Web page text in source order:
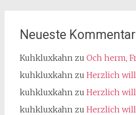
Neueste
Kuhkluxkahn zu Och herm,
kuhkluxkahn zu Herzlich
kuhkluxkahn zu Herzlich
kuhkluxkahn zu Herzlich